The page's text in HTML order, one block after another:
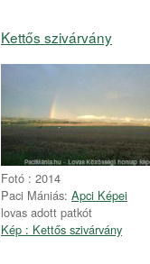
Kettős szivárvány
Fotó : 2014
Paci Mániás: Apci Képei
lovas adott patkót
Kép : Kettős szivárvány